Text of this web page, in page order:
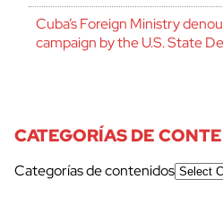
Cuba’s Foreign Ministry
campaign by the U.S. State
CATEGORÍAS DE
Categorías de contenidos